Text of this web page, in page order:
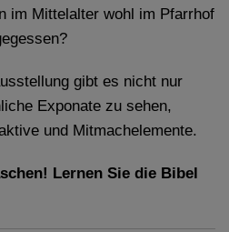
Website.
im Mittelalter wohl im Pfarrhof
gibt es nicht nur
Exponate zu sehen,
und Mitmachelemente.
Lernen Sie die Bibel